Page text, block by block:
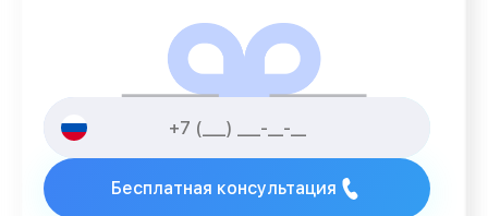
Бесплатная консультация